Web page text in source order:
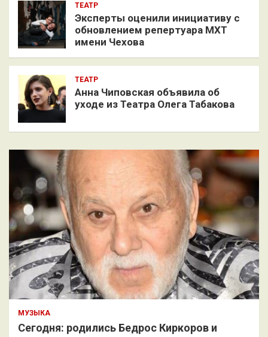
ТЕАТР
Эксперты оценили инициативу с
обновлением репертуара МХТ
имени Чехова
ТЕАТР
Анна Чиповская объявила об
уходе из Театра Олега Табакова
МУЗЫКА
Сегодня: родились Бедрос Киркоров и